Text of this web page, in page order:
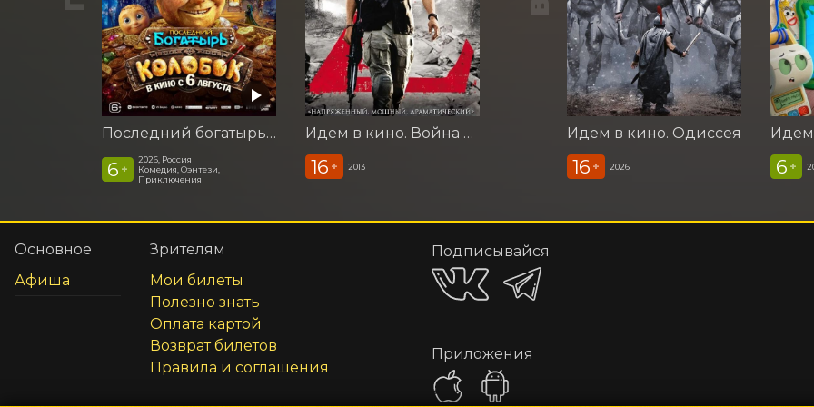
Последний богатырь. Колобок
6 +
2026, Россия
Комедия, Фэнтези,
Приключения
Идем в кино. Война миров Z
16 + 2013
Идем в кино. Одиссея
16 + 2026 6 +
Основное
Афиша
Зрителям
Мои билеты
Полезно знать
Оплата картой
Возврат билетов
Правила и соглашения
Подписывайся
Приложения